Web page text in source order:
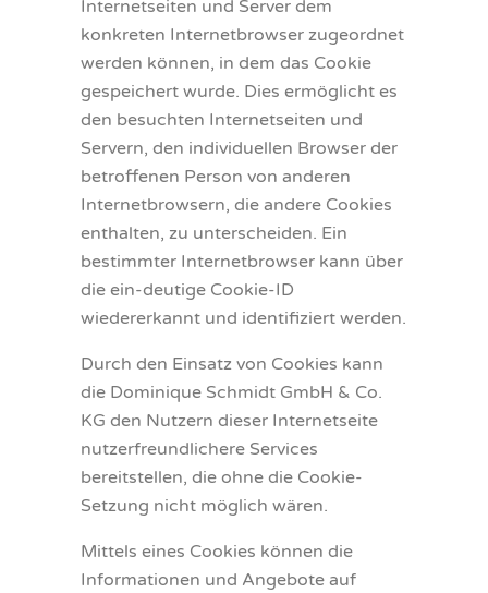
Internetseiten und Server dem
konkreten Internetbrowser zugeordnet
werden können, in dem das Cookie
gespeichert wurde. Dies ermöglicht es
den besuchten Internetseiten und
Servern, den individuellen Browser der
betroffenen Person von anderen
Internetbrowsern, die andere Cookies
enthalten, zu unterscheiden. Ein
bestimmter Internetbrowser kann über
die ein-deutige Cookie-ID
wiedererkannt und identifiziert werden.
Durch den Einsatz von Cookies kann
die Dominique Schmidt GmbH & Co.
KG den Nutzern dieser Internetseite
nutzerfreundlichere Services
bereitstellen, die ohne die Cookie-
Setzung nicht möglich wären.
Mittels eines Cookies können die
Informationen und Angebote auf